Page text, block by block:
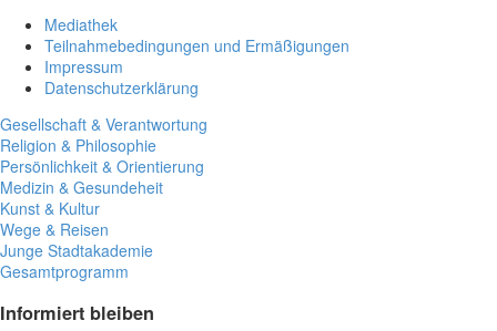
Mediathek
Teilnahmebedingungen und Ermäßigungen
Impressum
Datenschutzerklärung
Gesellschaft & Verantwortung
Religion & Philosophie
Persönlichkeit & Orientierung
Medizin & Gesundeheit
Kunst & Kultur
Wege & Reisen
Junge Stadtakademie
Gesamtprogramm
Informiert bleiben